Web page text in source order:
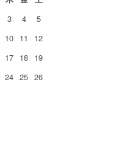
3 4
5
10 11
12
17 18 19
24 25 26